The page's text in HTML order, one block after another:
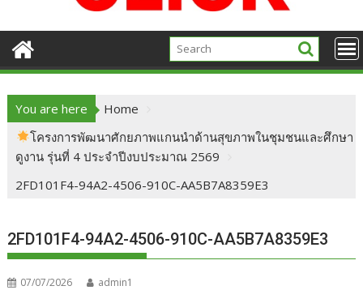
You are here
Home
โครงการพัฒนาศักยภาพแกนนำด้านสุขภาพในชุมชนและศึกษา
ดูงาน รุ่นที่ 4 ประจำปีงบประมาณ 2569
2FD101F4-94A2-4506-910C-AA5B7A8359E3
2FD101F4-94A2-4506-910C-AA5B7A8359E3
07/07/2026 admin1